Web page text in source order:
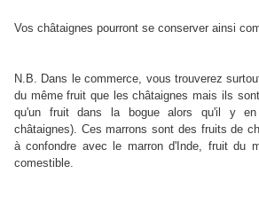
Vos châtaignes pourront se conserver ainsi
N.B. Dans le commerce, vous trouverez
du même fruit que les châtaignes mais ils
qu'un fruit dans la bogue alors qu'il y
châtaignes). Ces marrons sont des fruits de
à confondre avec le marron d'Inde, fruit du
comestible.